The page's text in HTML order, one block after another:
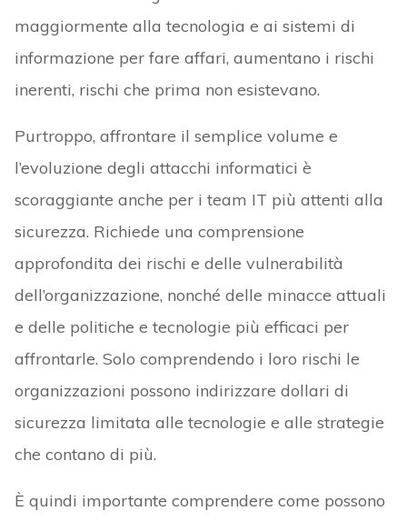
maggiormente alla tecnologia e ai sistemi di
informazione per fare affari, aumentano i rischi
inerenti, rischi che prima non esistevano.
Purtroppo, affrontare il semplice volume e
l’evoluzione degli attacchi informatici è
scoraggiante anche per i team IT più attenti alla
sicurezza. Richiede una comprensione
approfondita dei rischi e delle vulnerabilità
dell’organizzazione, nonché delle minacce attuali
e delle politiche e tecnologie più efficaci per
affrontarle. Solo comprendendo i loro rischi le
organizzazioni possono indirizzare dollari di
sicurezza limitata alle tecnologie e alle strategie
che contano di più.
È quindi importante comprendere come possono